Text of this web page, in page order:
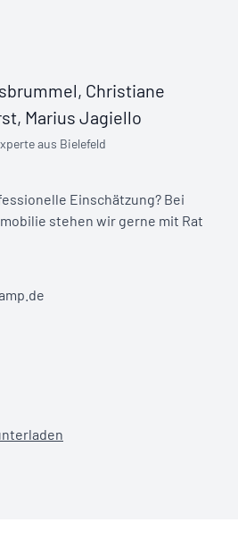
Christiane
Marius Jagiello
aus Bielefeld
Einschätzung? Bei
stehen wir gerne mit Rat